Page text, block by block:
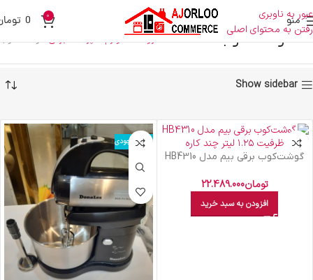
عبور به ناوبری
رفتن به محتوای اصلی
منو 0
0
گوشت کوب خانه فروشگاه لوازم آشپزخانه برقی گوشت کوب
Show sidebar
گوشت‌کوب برقی بیم مدل HB4310
تومان22.489.000
افزودن به سبد خرید
اتمام موجودی